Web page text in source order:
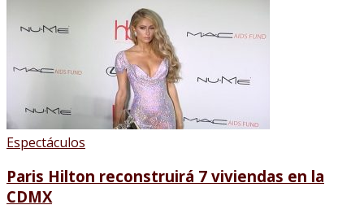
Espectáculos
Paris Hilton reconstruirá 7 viviendas en la
CDMX